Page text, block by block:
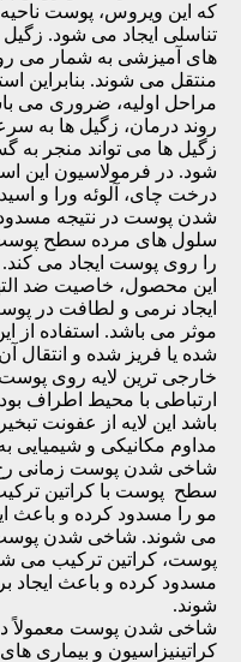
که این ویروس، پوست ناحیه
تناسلی ایجاد می شود.
های آمیزشی به شمار می
منتقل می‌ شوند. بنابراین
مراحل اولیه، ضروری می
روند درمان، زگیل ها به
زگیل ها می ‌تواند منجر به
شود. در فرمولاسیون این
درخت چای، آلوئه ورا و
شدن پوست در نتیجه
سلول های مرده سطح پوست
را روی پوست ایجاد می کند.
این محصول، خاصیت ضد
ایجاد نرمی و لطافت در
موثر می باشد. استفاده از
شده یا فریز شده و انتقال
خارجی ترین لایه روی
ارتباطی با محیط اطراف
باشد این لایه از عفونت
مداوم مکانیکی و
شاخی شدن پوست زمانی
سطح پوست با کراتین
مو را مسدود کرده و باعث
می شوند. شاخی شدن پوست
پوست، کراتین ترکیب می
مسدود کرده و باعث
شوند.
شاخی شدن پوست معمولاً
کراتینیزاسیون و بیماری